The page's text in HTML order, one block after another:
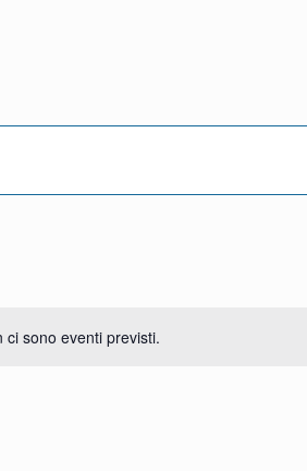
ci sono eventi previsti.